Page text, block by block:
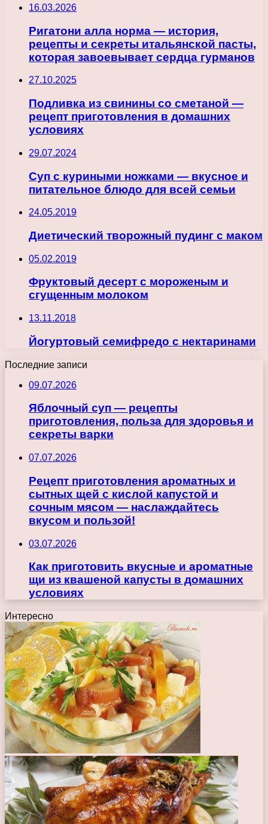
16.03.2026
Ригатони алла норма — история,
рецепты и секреты итальянской пасты,
которая завоевывает сердца гурманов
27.10.2025
Подливка из свинины со сметаной —
рецепт приготовления в домашних
условиях
29.07.2024
Суп с куриными ножками — вкусное и
питательное блюдо для всей семьи
24.05.2019
Диетический творожный пудинг с маком
05.02.2019
Фруктовый десерт с мороженым и
сгущенным молоком
13.11.2018
Йогуртовый семифредо с нектаринами
Последние записи
09.07.2026
Яблочный суп — рецепты
приготовления, польза для здоровья и
секреты варки
07.07.2026
Рецепт приготовления ароматных и
сытных щей с кислой капустой и
сочным мясом — наслаждайтесь
вкусом и пользой!
03.07.2026
Как приготовить вкусные и ароматные
щи из квашеной капусты в домашних
условиях
Интересно